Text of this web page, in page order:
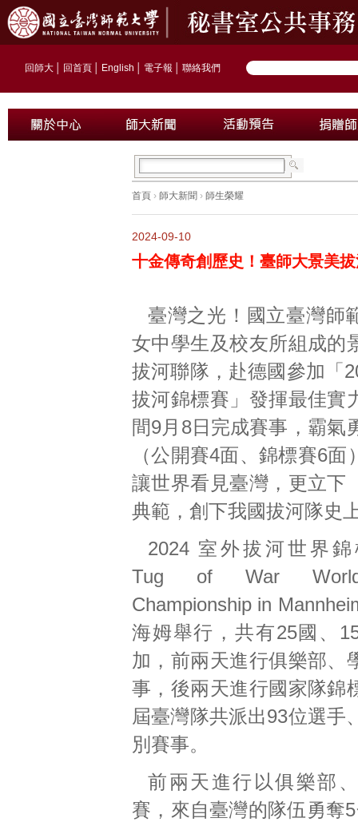
回師大 回首頁 English 電子報 聯絡我們
首頁 › 師大新聞 › 師生榮耀
2024-09-10
十金傳奇創歷史！臺師大景美
臺灣之光！國立臺灣師
女中學生及校友所組成的
拔河聯隊，赴德國參加「
拔河錦標賽」發揮最佳實
間9月8日完成賽事，霸氣
（公開賽4面、錦標賽6面
讓世界看見臺灣，更立下
典範，創下我國拔河隊史
2024 室外拔河世界
Tug of War
Championship in
海姆舉行，共有25國、
加，前兩天進行俱樂部、
事，後兩天進行國家隊錦
屆臺灣隊共派出93位選手
別賽事。
前兩天進行以俱樂部
賽，來自臺灣的隊伍勇奪